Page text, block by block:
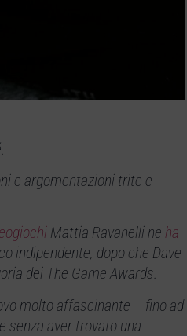
e argomentazioni trite e
Mattia Ravanelli ne ha
indipendente, dopo che Dave
dei The Game Awards.
molto affascinante – fino ad
senza aver trovato una